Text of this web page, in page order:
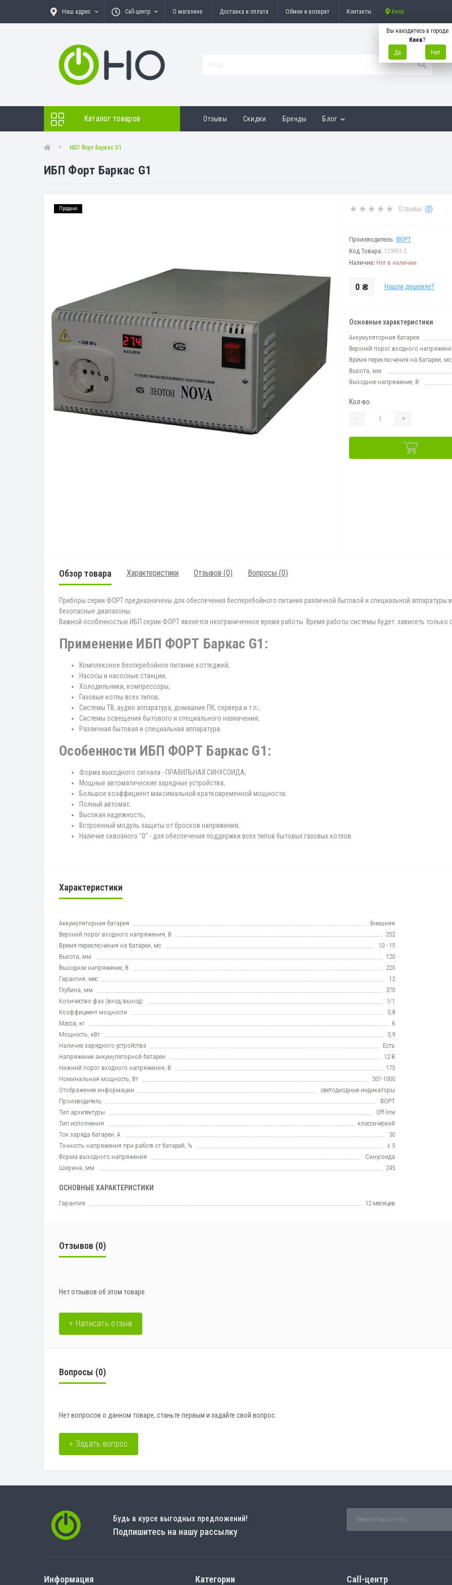
Наш адрес Call-центр О магазине Доставка и оплата Обмен и возврат Контакты Киев
Вы находитесь в городе
Киев?
Да
Нет
Каталог товаров Отзывы Скидки Бренды Блог
ИБП Форт Баркас G1
ИБП Форт Баркас G1
Продано Отзывы: (0)
Производитель: ФОРТ
Код Товара: 129951-2
Наличие: Нет в наличии
0 ₴ Нашли дешевле?
Основные характеристики
Аккумуляторная батарея:
Верхний порог входного
Время переключения на батареи, мс:
Высота, мм:
Выходное напряжение, В:
Кол-во:
- +
Обзор товара Характеристики Отзывов (0) Вопросы (0)
Приборы серии ФОРТ предназначены для обеспечения бесперебойного питания различной бытовой и специальной аппаратуры
безопасные диапазоны.
Важной особенностью ИБП серии ФОРТ является неограниченное время работы. Время работы системы будет зависеть только
Применение ИБП ФОРТ Баркас G1:
Комплексное бесперебойное питание коттеджей;
Насосы и насосные станции;
Холодильники, компрессоры;
Газовые котлы всех типов;
Системы ТВ, аудио аппаратура, домашние ПК, сервера и т.п.;
Системы освещения бытового и специального назначения;
Различная бытовая и специальная аппаратура.
Особенности ИБП ФОРТ Баркас G1:
Форма выходного сигнала - ПРАВИЛЬНАЯ СИНУСОИДА;
Мощные автоматические зарядные устройства;
Большое коэффициент максимальной кратковременной мощности;
Полный автомат;
Высокая надежность;
Встроенный модуль защиты от бросков напряжения;
Наличие сквозного "0" - для обеспечения поддержки всех типов бытовых газовых котлов.
Характеристики
Аккумуляторная батарея
Внешняя
Верхний порог входного напряжения, В
252
Время переключения на батареи, мс
10 - 15
Высота, мм
120
Выходное напряжение, В
220
Гарантия, мес
12
Глубина, мм
370
Количество фаз (вход/выход)
1/1
Коэффициент мощности
0,8
Масса, кг
6
Мощность, кВт
0,9
Наличие зарядного устройства
Есть
Напряжение аккумуляторной батареи
12 В
Нижний порог входного напряжения, В
175
Номинальная мощность, Вт
501-1000
Отображение информации
светодиодные индикаторы
Производитель
ФОРТ
Тип архитектуры
Off-line
Тип исполнения
класcический
Ток заряда батареи, А
30
Точность напряжения при работе от батарей, %
± 5
Форма выходного напряжения
Синусоида
Ширина, мм
245
ОСНОВНЫЕ ХАРАКТЕРИСТИКИ
Гарантия 12 месяцев
Отзывов (0)
Нет отзывов об этом товаре.
+ Написать отзыв
Вопросы (0)
Нет вопросов о данном товаре, станьте первым и задайте свой вопрос.
+ Задать вопрос
Будь в курсе выгодных предложений!
Подпишитесь на нашу рассылку
Информация Категории Call-центр